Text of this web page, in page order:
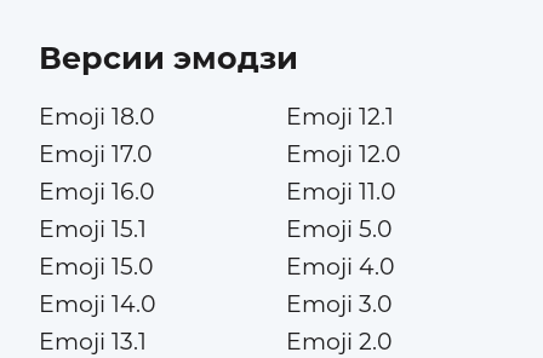
Версии эмодзи
Emoji 18.0
Emoji 17.0
Emoji 16.0
Emoji 15.1
Emoji 15.0
Emoji 14.0
Emoji 13.1
Emoji 12.1
Emoji 12.0
Emoji 11.0
Emoji 5.0
Emoji 4.0
Emoji 3.0
Emoji 2.0